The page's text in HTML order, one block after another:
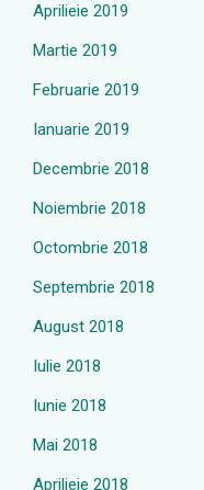
Aprilieie 2019
Martie 2019
Februarie 2019
Ianuarie 2019
Decembrie 2018
Noiembrie 2018
Octombrie 2018
Septembrie 2018
August 2018
Iulie 2018
Iunie 2018
Mai 2018
Aprilieie 2018